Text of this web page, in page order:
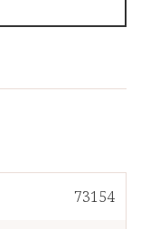
73154